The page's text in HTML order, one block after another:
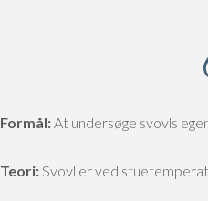
Formål:At undersøge svovls
Teori:Svovl er ved